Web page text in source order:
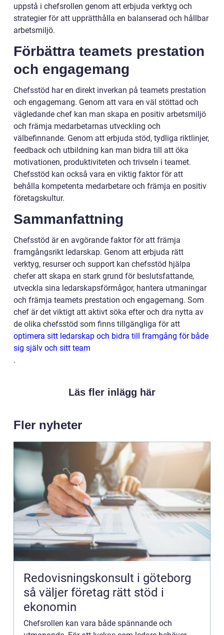
uppstå i chefsrollen genom att erbjuda verktyg och
strategier för att upprätthålla en balanserad och hållbar
arbetsmiljö.
Förbättra teamets prestation
och engagemang
Chefsstöd har en direkt inverkan på teamets prestation
och engagemang. Genom att vara en väl stöttad och
vägledande chef kan man skapa en positiv arbetsmiljö
och främja medarbetarnas utveckling och
välbefinnande. Genom att erbjuda stöd, tydliga riktlinjer,
feedback och utbildning kan man bidra till att öka
motivationen, produktiviteten och trivseln i teamet.
Chefsstöd kan också vara en viktig faktor för att
behålla kompetenta medarbetare och främja en positiv
företagskultur.
Sammanfattning
Chefsstöd är en avgörande faktor för att främja
framgångsrikt ledarskap. Genom att erbjuda rätt
verktyg, resurser och support kan chefsstöd hjälpa
chefer att skapa en stark grund för beslutsfattande,
utveckla sina ledarskapsförmågor, hantera utmaningar
och främja teamets prestation och engagemang. Som
chef är det viktigt att aktivt söka efter och dra nytta av
de olika chefsstöd som finns tillgängliga för att
optimera sitt ledarskap och bidra till framgång för både
sig själv och sitt team
.
Läs fler inlägg här
Fler nyheter
Redovisningskonsult i göteborg
så väljer företag rätt stöd i
ekonomin
Chefsrollen kan vara både spännande och